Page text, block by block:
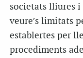
societats lliures i
veure’s limitats
establertes per
procediments